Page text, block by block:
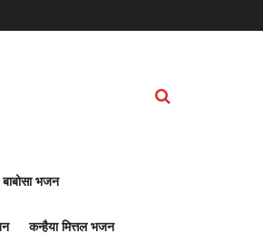
बाबोसा भजन
कन्हैया मित्तल भजन